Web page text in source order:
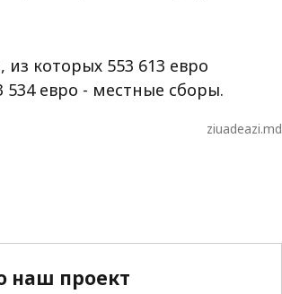
которых 553 613 евро
евро - местные сборы.
ziuadeazi.md
наш проект